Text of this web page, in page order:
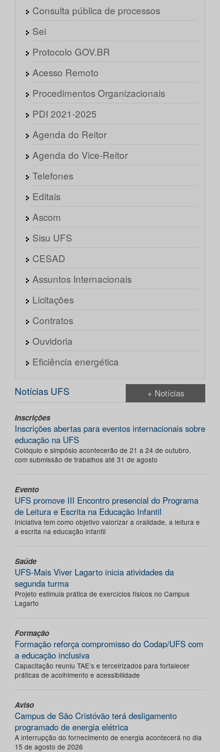
Consulta pública de processos
Sei
Protocolo GOV.BR
Acesso Remoto
Procedimentos Organizacionais
PDI 2021-2025
Agenda do Reitor
Agenda do Vice-Reitor
Telefones
Editais
Ascom
Sisu UFS
CESAD
Assuntos Internacionais
Licitações
Contratos
Ouvidoria
Eficiência energética
Notícias UFS + Notícias
Inscrições
Inscrições abertas para eventos internacionais sobre
educação na UFS
Colóquio e simpósio acontecerão de 21 a 24 de outubro,
com submissão de trabalhos até 31 de agosto
Evento
UFS promove III Encontro presencial do Programa
de Leitura e Escrita na Educação Infantil
Iniciativa tem como objetivo valorizar a oralidade, a leitura e
a escrita na educação infantil
Saúde
UFS-Mais Viver Lagarto inicia atividades da
segunda turma
Projeto estimula prática de exercícios físicos no Campus
Lagarto
Formação
Formação reforça compromisso do Codap/UFS com
a educação inclusiva
Capacitação reuniu TAE’s e terceirizados para fortalecer
práticas de acolhimento e acessibilidade
Aviso
Campus de São Cristóvão terá desligamento
programado de energia elétrica
A interrupção do fornecimento de energia acontecerá no dia
15 de agosto de 2026